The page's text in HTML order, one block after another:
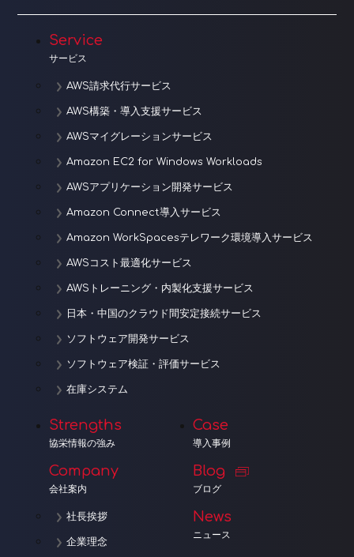
Service
サービス
AWS請求代行サービス
AWS構築・導入支援サービス
AWSマイグレーションサービス
Amazon EC2 for Windows Workloads
AWSアプリケーション開発サービス
Amazon Connect導入サービス
Amazon WorkSpacesテレワーク環境導入サービス
AWSコスト最適化サービス
AWSトレーニング・内製化支援サービス
日本・中国のクラウド間安定接続サービス
ソフトウェア開発サービス
ソフトウェア検証・評価サービス
在庫システム
Strengths
協栄情報の強み
Company
会社案内
社長挨拶
企業理念
Case
導入事例
Blog
ブログ
News
ニュース